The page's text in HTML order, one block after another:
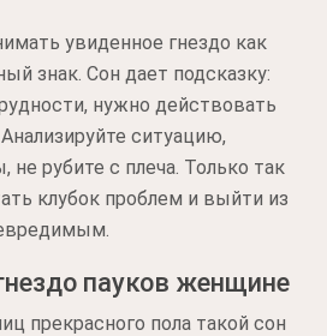
увиденное гнездо как
знак. Сон дает подсказку:
нужно действовать
ситуацию,
не рубите с плеча. Только так
клубок проблем и выйти из
пауков женщине
прекрасного пола такой сон